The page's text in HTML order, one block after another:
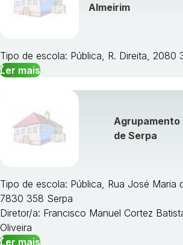
Almeirim
Tipo de escola: Pública, R. Direita, 2080
Ler mais
Agrupamento
de Serpa
Tipo de escola: Pública, Rua José Maria
7830 358 Serpa
Diretor/a: Francisco Manuel Cortez
Oliveira
Ler mais